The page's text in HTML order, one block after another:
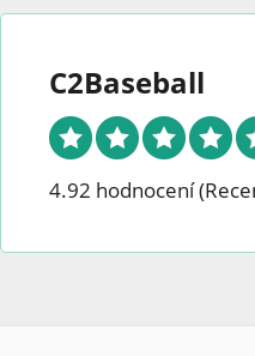
C2Baseball
4.92 hodnocení